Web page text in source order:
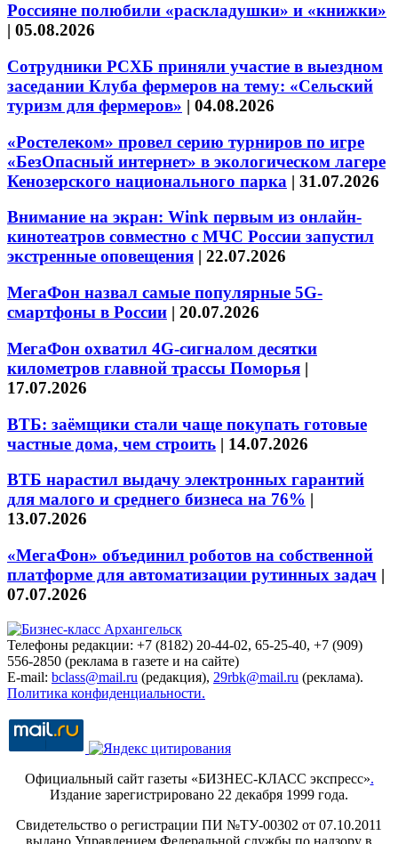
Россияне полюбили «раскладушки» и «книжки»
| 05.08.2026
Сотрудники РСХБ приняли участие в выездном
заседании Клуба фермеров на тему: «Сельский
туризм для фермеров» | 04.08.2026
«Ростелеком» провел серию турниров по игре
«БезОпасный интернет» в экологическом лагере
Кенозерского национального парка | 31.07.2026
Внимание на экран: Wink первым из онлайн-
кинотеатров совместно с МЧС России запустил
экстренные оповещения | 22.07.2026
МегаФон назвал самые популярные 5G-
смартфоны в России | 20.07.2026
МегаФон охватил 4G-сигналом десятки
километров главной трассы Поморья |
17.07.2026
ВТБ: заёмщики стали чаще покупать готовые
частные дома, чем строить | 14.07.2026
ВТБ нарастил выдачу электронных гарантий
для малого и среднего бизнеса на 76% |
13.07.2026
«МегаФон» объединил роботов на собственной
платформе для автоматизации рутинных задач |
07.07.2026
Телефоны редакции: +7 (8182) 20-44-02, 65-25-40, +7 (909)
556-2850 (реклама в газете и на сайте)
E-mail: bclass@mail.ru (редакция), 29rbk@mail.ru (реклама).
Политика конфиденциальности.
Официальный сайт газеты «БИЗНЕС-КЛАСС экспресс».
Издание зарегистрировано 22 декабря 1999 года.
Свидетельство о регистрации ПИ №ТУ-00302 от 07.10.2011
выдано Управлением Федеральной службы по надзору в